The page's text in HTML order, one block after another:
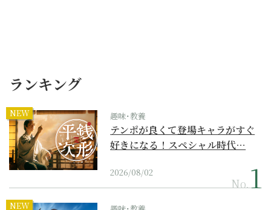
ランキング
NEW 趣味･教養
テンポが良くて登場キャラがすぐ
好きになる！スペシャル時代…
2026/08/02
No.
NEW